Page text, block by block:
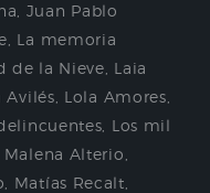
Juan Pablo
La memoria
de la Nieve Laia
Avilés Lola Amores
Los mil
Malena Alterio
Matías Recalt